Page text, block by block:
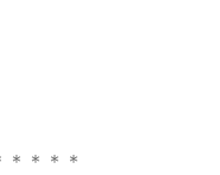
＊＊＊